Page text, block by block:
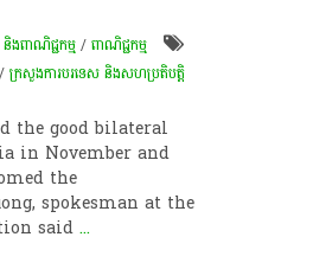
និងពាណិជ្ជកម្ម/ពាណិជ្ជកម្ម
/ក្រសួងការបរទេស និងសហប្រតិបត្តិ
the good bilateral
in November and
the
spokesman at the
said...